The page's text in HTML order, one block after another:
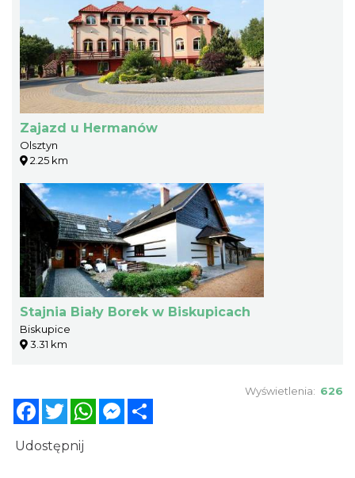
Zajazd u Hermanów
Olsztyn
2.25 km
Stajnia Biały Borek w Biskupicach
Biskupice
3.31 km
Wyświetlenia: 626
FacebookTwitterWhatsAppMessenger
Udostępnij